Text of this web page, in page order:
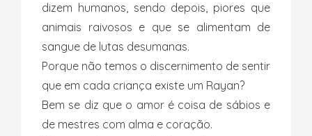
dizem humanos, sendo depois, piores que
animais raivosos e que se alimentam de
sangue de lutas desumanas.
Porque não temos o discernimento de sentir
que em cada criança existe um Rayan?
Bem se diz que o amor é coisa de sábios e
de mestres com alma e coração.